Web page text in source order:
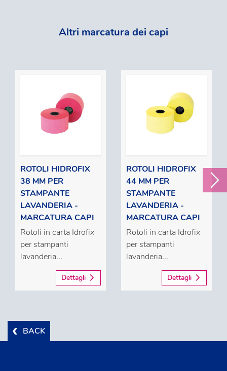
Altri marcatura dei capi
ROTOLI HIDROFIX
38 MM PER
STAMPANTE
LAVANDERIA -
MARCATURA CAPI
Rotoli in carta Idrofix
per stampanti
lavanderia...
Dettagli
ROTOLI HIDROFIX
44 MM PER
STAMPANTE
LAVANDERIA -
MARCATURA CAPI
Rotoli in carta Idrofix
per stampanti
lavanderia...
Dettagli
BACK